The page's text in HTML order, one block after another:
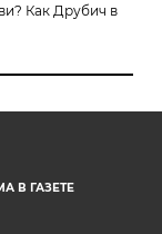
Как Друбич в
В ГАЗЕТЕ